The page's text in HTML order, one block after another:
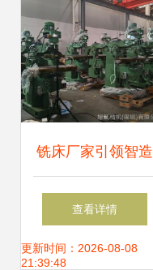
铣床厂家引领智造
升级 数控铣床批发
销售与机械设备研
查看详情
更新时间：2026-08-08
21:39:48